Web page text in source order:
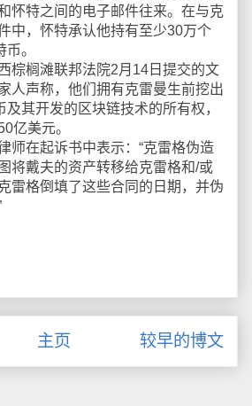
怀特之间的电子邮件往来。在与克
中，怀特承认他持有至少30万个
。
榈滩联邦法院2月14日提交的文
人声称，他们拥有克雷曼生前挖出
其开发的区块链技术的所有权，
亿美元。
在起诉书中表示：“克雷格伪造
将戴夫的资产转移给克雷格和/或
雷格倒填了这些合同的日期，并伪
较早的博文
主页